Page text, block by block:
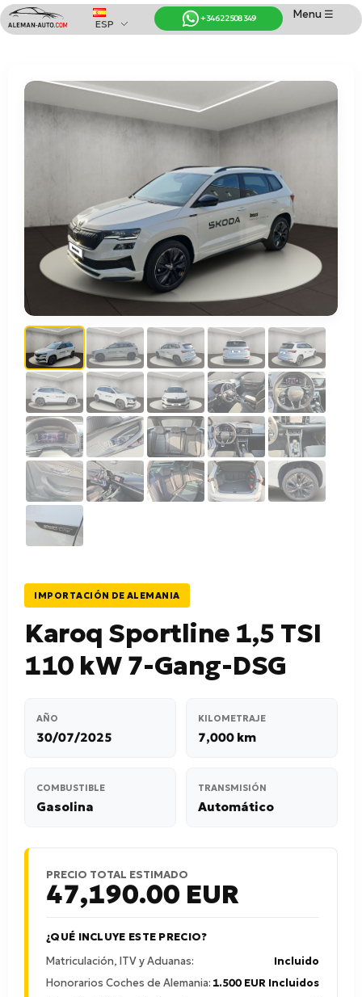
Coches de Alemania
Importación de Coches de Alemania
Menu ☰
+34 622 508 349
ESP
IMPORTACIÓN DE ALEMANIA
Karoq Sportline 1,5 TSI
110 kW 7-Gang-DSG
AÑO
30/07/2025
KILOMETRAJE
7,000 km
COMBUSTIBLE
Gasolina
TRANSMISIÓN
Automático
PRECIO TOTAL ESTIMADO
47,190.00 EUR
¿QUÉ INCLUYE ESTE PRECIO?
Matriculación, ITV y Aduanas:
Incluido
Honorarios Coches de Alemania: 1.500 EUR Incluidos